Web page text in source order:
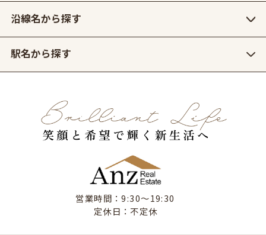
沿線名から探す
駅名から探す
営業時間：9:30〜19:30
定休日：不定休